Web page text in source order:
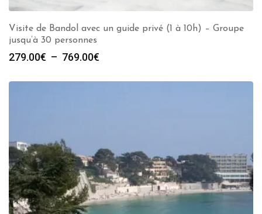
Visite de Bandol avec un guide privé (1 à 10h) – Groupe
jusqu’à 30 personnes
279.00€ – 769.00€
prix :